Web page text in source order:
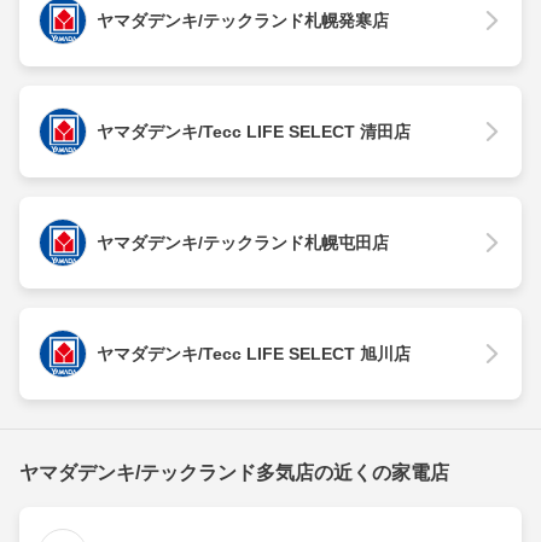
ヤマダデンキ/テックランド札幌発寒店
ヤマダデンキ/Tecc LIFE SELECT 清田店
ヤマダデンキ/テックランド札幌屯田店
ヤマダデンキ/Tecc LIFE SELECT 旭川店
ヤマダデンキ/テックランド多気店の近くの家電店